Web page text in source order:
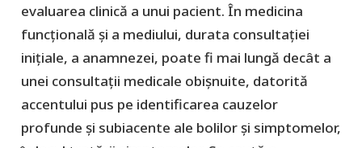
evaluarea clinică a unui pacient. În medicina
funcțională și a mediului, durata consultației
inițiale, a anamnezei, poate fi mai lungă decât a
unei consultații medicale obișnuite, datorită
accentului pus pe identificarea cauzelor
profunde și subiacente ale bolilor și simptomelor,